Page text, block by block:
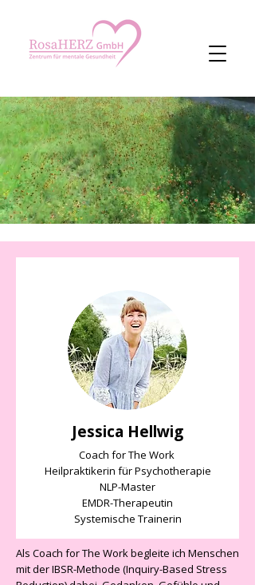
Jessica Hellwig
Coach for The Work
Heilpraktikerin für Psychotherapie
NLP-Master
EMDR-Therapeutin
Systemische Trainerin
Als Coach for The Work begleite ich Menschen
mit der IBSR-Methode (Inquiry-Based Stress